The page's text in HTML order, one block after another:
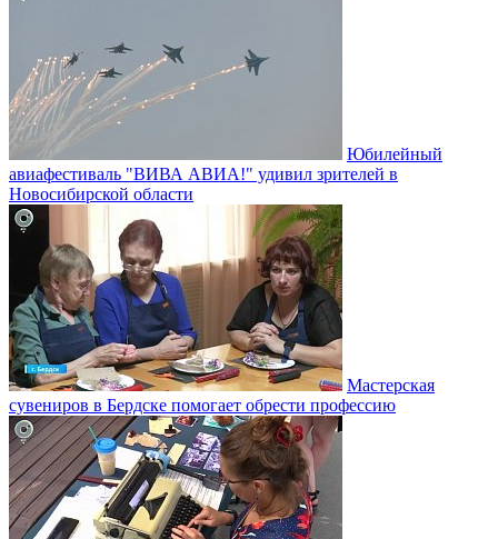
Юбилейный
авиафестиваль "ВИВА АВИА!" удивил зрителей в
Новосибирской области
Мастерская
сувениров в Бердске помогает обрести профессию